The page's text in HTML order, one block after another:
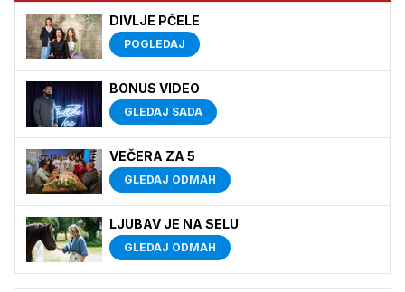
DIVLJE PČELE
POGLEDAJ
BONUS VIDEO
GLEDAJ SADA
VEČERA ZA 5
GLEDAJ ODMAH
LJUBAV JE NA SELU
GLEDAJ ODMAH